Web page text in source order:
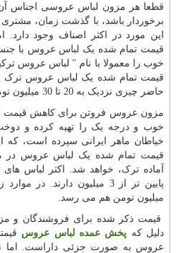
قطعا هر مزون لباس عروسی اجناس
برخوردار باشد، با گذشت زمان،
این مورد در اکثر اصناف وجود دارد.
قیمت تمام شده یک لباس عروس با
خوب را معمولا با نام " لباس عروس
قیمت تمام شده یک لباس عروس ترک
حاضر چیزی نزدیک به 20 تا 30 میلیون تومان است. اما یک راه حل!
مزون عروس فروتن برای کاهش قیمت
خوب و درجه یک را تهیه کرده و
خیاطان ماهر ایرانی سپرده است،
قیمت تمام شده یک لباس عروس در
آماده ترک، خواهد شد. اکثر لباس
میلیون تومن هم می رسد.
قیمت ذکر شده برای فروشندگان و
دلیل که پخش عمده لباس عروس
عروس به صورت جزئی داراست. اما